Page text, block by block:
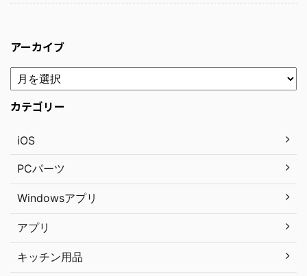
アーカイブ
カテゴリー
iOS
PCパーツ
Windowsアプリ
アプリ
キッチン用品